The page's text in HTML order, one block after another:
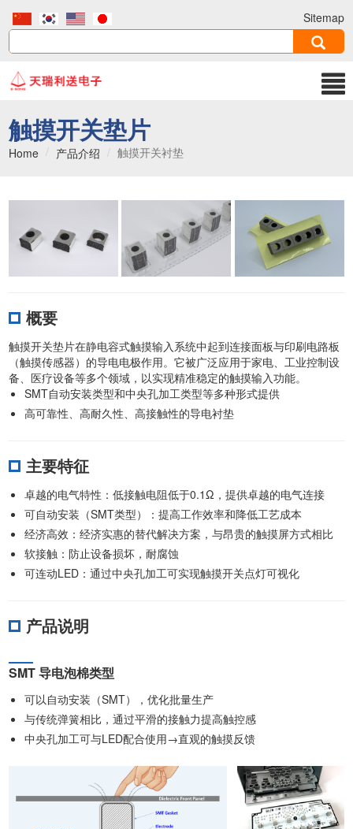
Sitemap
触摸开关垫片
Home 产品介绍 触摸开关衬垫
概要
触摸开关垫片在静电容式触摸输入系统中起到连接面板与印刷电路板
（触摸传感器）的导电电极作用。它被广泛应用于家电、工业控制设
备、医疗设备等多个领域，以实现精准稳定的触摸输入功能。
SMT自动安装类型和中央孔加工类型等多种形式提供
高可靠性、高耐久性、高接触性的导电衬垫
主要特征
卓越的电气特性：低接触电阻低于0.1Ω，提供卓越的电气连接
可自动安装（SMT类型）：提高工作效率和降低工艺成本
经济高效：经济实惠的替代解决方案，与昂贵的触摸屏方式相比
软接触：防止设备损坏，耐腐蚀
可连动LED：通过中央孔加工可实现触摸开关点灯可视化
产品说明
SMT 导电泡棉类型
可以自动安装（SMT），优化批量生产
与传统弹簧相比，通过平滑的接触力提高触控感
中央孔加工可与LED配合使用→直观的触摸反馈